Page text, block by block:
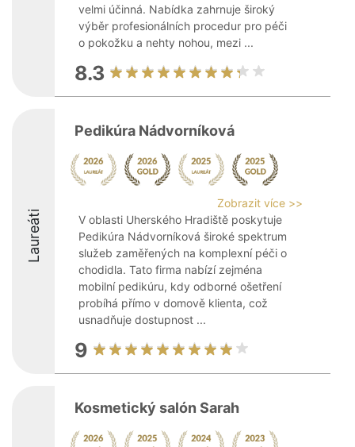
velmi účinná. Nabídka zahrnuje široký
výběr profesionálních procedur pro péči
o pokožku a nehty nohou, mezi ...
8.3
Laureáti
Pedikúra Nádvorníková
Zobrazit více >>
V oblasti Uherského Hradiště poskytuje
Pedikúra Nádvorníková široké spektrum
služeb zaměřených na komplexní péči o
chodidla. Tato firma nabízí zejména
mobilní pedikúru, kdy odborné ošetření
probíhá přímo v domově klienta, což
usnadňuje dostupnost ...
9
Kosmetický salón Sarah